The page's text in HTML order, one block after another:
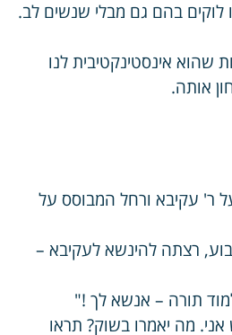
לוקים בהם גם מבלי שנשים לב.
שהוא אינסטינקטיבית לנו
אותה.
ר' עקיבא ורחל המבוסס על
רצתה להינשא לעקיבא –
תורה – אנשא לך !"
מה יאמרו בשוק? תראו